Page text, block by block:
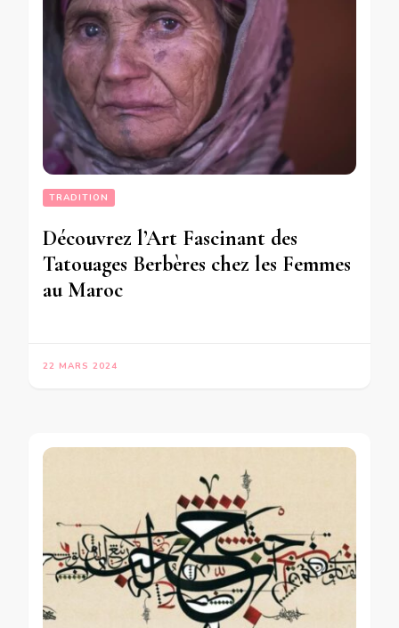
TRADITION
Découvrez l’Art Fascinant des
Tatouages Berbères chez les Femmes
au Maroc
22 MARS 2024